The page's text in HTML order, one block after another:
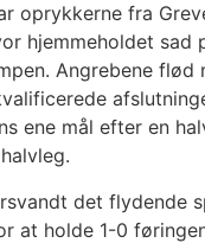
oprykkerne fra
hjemmeholdet sad
Angrebene flød
ene mål efter en
det flydende
at holde 1-0